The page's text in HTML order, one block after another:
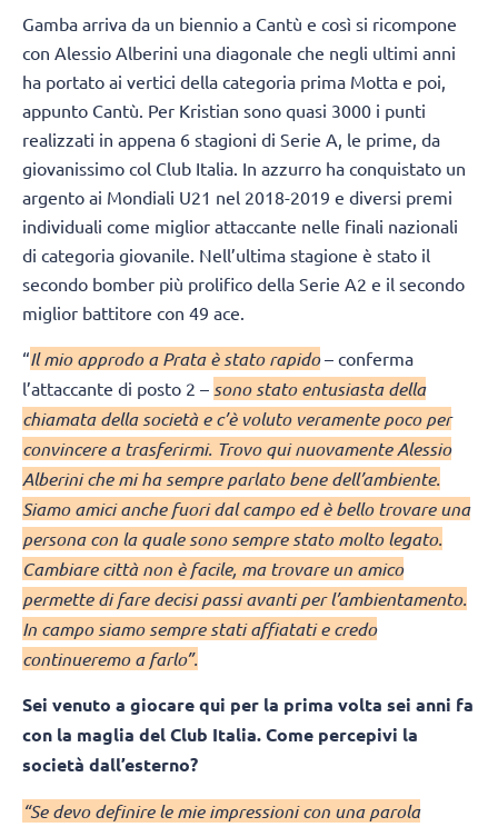
Gamba arriva da un biennio a Cantù e così si ricompone
con Alessio Alberini una diagonale che negli ultimi anni
ha portato ai vertici della categoria prima Motta e poi,
appunto Cantù. Per Kristian sono quasi 3000 i punti
realizzati in appena 6 stagioni di Serie A, le prime, da
giovanissimo col Club Italia. In azzurro ha conquistato un
argento ai Mondiali U21 nel 2018-2019 e diversi premi
individuali come miglior attaccante nelle finali nazionali
di categoria giovanile. Nell’ultima stagione è stato il
secondo bomber più prolifico della Serie A2 e il secondo
miglior battitore con 49 ace.
“Il mio approdo a Prata è stato rapido– conferma
l’attaccante di posto 2 – sono stato entusiasta della
chiamata della società e c’è voluto veramente poco per
convincere a trasferirmi. Trovo qui nuovamente Alessio
Alberini che mi ha sempre parlato bene dell’ambiente.
Siamo amici anche fuori dal campo ed è bello trovare una
persona con la quale sono sempre stato molto legato.
Cambiare città non è facile, ma trovare un amico
permette di fare decisi passi avanti per l’ambientamento.
In campo siamo sempre stati affiatati e credo
continueremo a farlo”.
Sei venuto a giocare qui per la prima volta sei anni fa
con la maglia del Club Italia. Come percepivi la
società dall’esterno?
“Se devo definire le mie impressioni con una parola